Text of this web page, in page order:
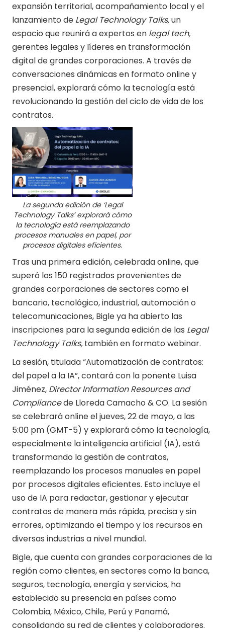
expansión territorial, acompañamiento local y el
lanzamiento de Legal Technology Talks,un
espacio que reunirá a expertos en legal tech,
gerentes legales y líderes en transformación
digital de grandes corporaciones. A través de
conversaciones dinámicas en formato online y
presencial, explorará cómo la tecnología está
revolucionando la gestión del ciclo de vida de los
contratos.
La segunda edición de ‘Legal
Technology Talks’ explorará cómo
la tecnología está reemplazando
procesos manuales en papel, por
procesos digitales eficientes.
Tras una primera edición, celebrada online, que
superó los 150 registrados provenientes de
grandes corporaciones de sectores como el
bancario, tecnológico, industrial, automoción o
telecomunicaciones, Bigle ya ha abierto las
inscripciones para la segunda edición de las Legal
Technology Talks, también en formato webinar.
La sesión, titulada “Automatización de contratos:
del papel a la IA”, contará con la ponente Luisa
Jiménez, Director Information Resources and
Compliancede Lloreda Camacho & CO. La sesión
se celebrará online el jueves, 22 de mayo, a las
5:00 pm (GMT-5) y explorará cómo la tecnología,
especialmente la inteligencia artificial (IA), está
transformando la gestión de contratos,
reemplazando los procesos manuales en papel
por procesos digitales eficientes. Esto incluye el
uso de IA para redactar, gestionar y ejecutar
contratos de manera más rápida, precisa y sin
errores, optimizando el tiempo y los recursos en
diversas industrias a nivel mundial.
Bigle, que cuenta con grandes corporaciones de la
región como clientes, en sectores como la banca,
seguros, tecnología, energía y servicios, ha
establecido su presencia en países como
Colombia, México, Chile, Perú y Panamá,
consolidando su red de clientes y colaboradores.